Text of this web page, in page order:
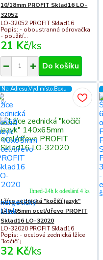
10/18mm PROFIT Sklad16 LO-
32052
LO-32052 PROFIT Sklad16
Popis: - oboustranná párovačka
- použití...
21 Kč/ks
Do košíku
Na Adresu,Výd.místo,Boxu
Lžíce zednická "kočičí jazyk"
140x65mm ocel/dřevo PROFIT
Sklad16 LO-32020
LO-32020 PROFIT Sklad16
Popis: - ocelová zednická lžíce
"kočičí j...
32 Kč/ks
Ihned-24h k odeslání 4 ks